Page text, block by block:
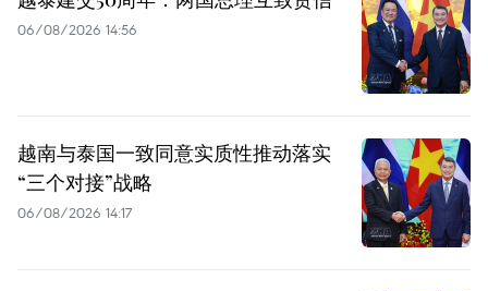
06/08/2026 14:56
越南与泰国一致同意实质性推动落实
“三个对接”战略
06/08/2026 14:17